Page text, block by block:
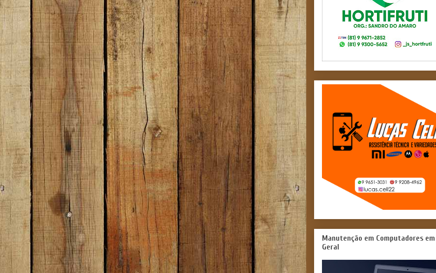
Manutenção em Computadores em
Geral